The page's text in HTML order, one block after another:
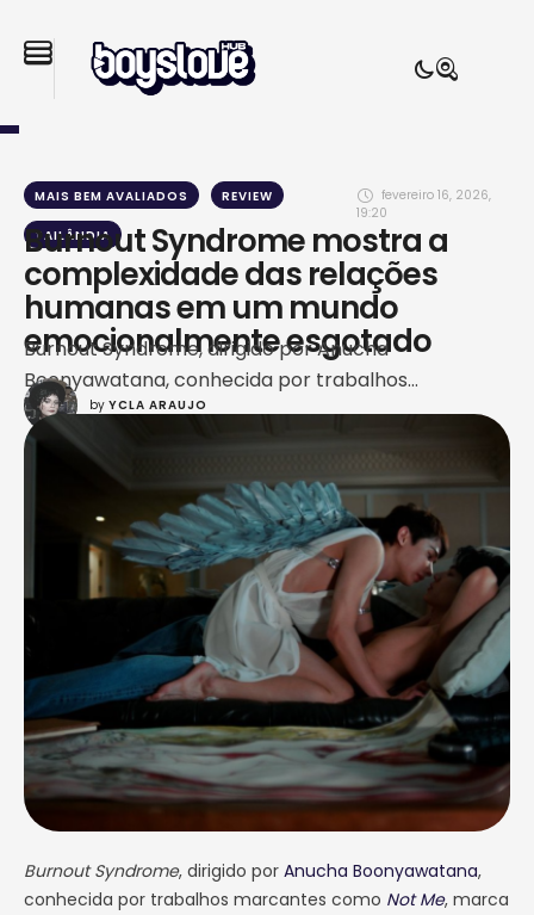
MAIS BEM AVALIADOS REVIEW
TAILÂNDIA
fevereiro 16, 2026,
19:20
Burnout Syndrome mostra a
complexidade das relações
humanas em um mundo
emocionalmente esgotado
Burnout Syndrome, dirigido por Anucha
Boonyawatana, conhecida por trabalhos
marcantes como Not Me, marca o retorno de Off
Jumpol e Gun Atthaphan às telas com um roteiro
mais complexo e envolvente, bem diferente dos
projetos que ambos fizeram nos últimos anos. Esse
retorno é visto de forma extremamente positiva
entre os fãs do casal OffGun, …
by YCLA ARAUJO
Burnout Syndrome, dirigido por Anucha Boonyawatana,
conhecida por trabalhos marcantes como Not Me, marca